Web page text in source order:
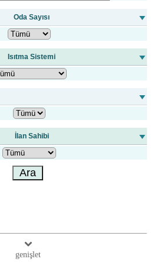
Oda Sayısı
Isıtma Sistemi
İlan Sahibi
genişlet